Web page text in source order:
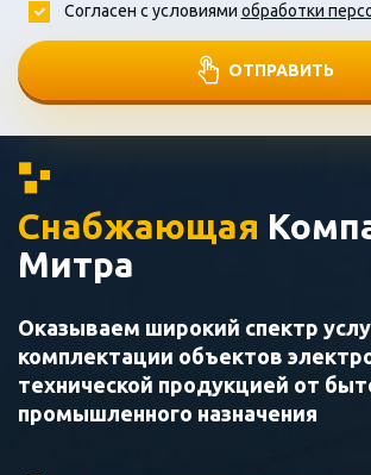
ОТПРАВИТЬ
Согласен с условиями обработки
Снабжающая
Митра
Оказываем широкий спектр
комплектации объектов
технической продукцией от
промышленного назначения